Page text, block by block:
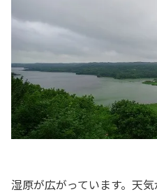
湿原が広がっています。天